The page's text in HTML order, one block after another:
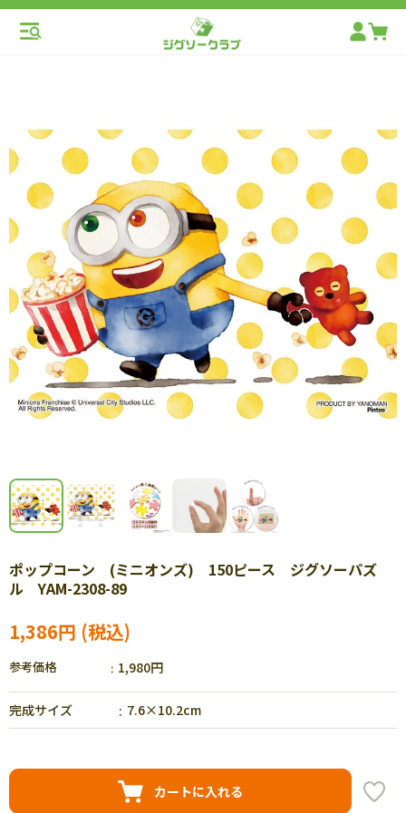
ポップコーン (ミニオンズ) 150ピース ジグソーパズ
ル YAM-2308-89
1,386円
参考価格 1,980円
完成サイズ 7.6×10.2cm
カートに入れる